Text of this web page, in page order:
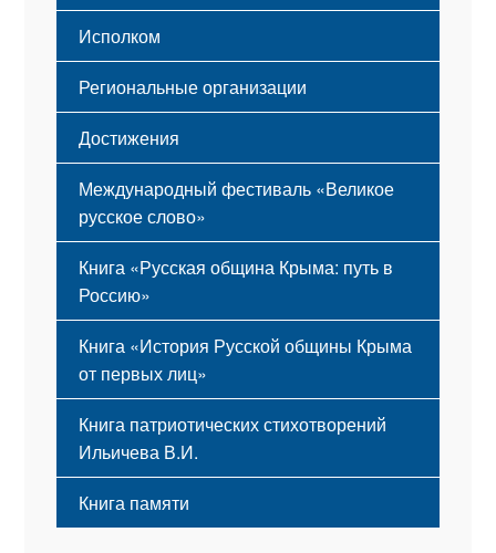
Исполком
Региональные организации
Достижения
Международный фестиваль «Великое
русское слово»
Книга «Русская община Крыма: путь в
Россию»
Книга «История Русской общины Крыма
от первых лиц»
Книга патриотических стихотворений
Ильичева В.И.
Книга памяти